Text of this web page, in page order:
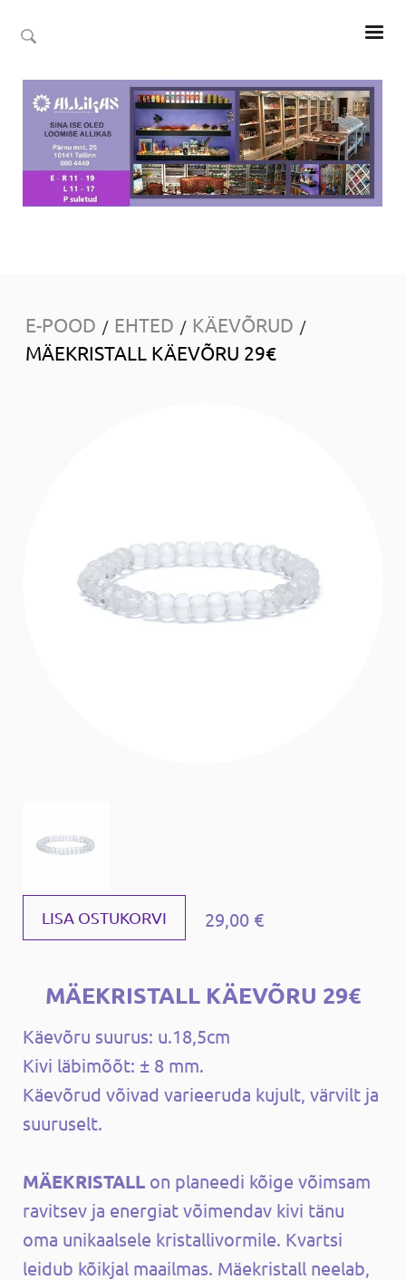
E-POOD / EHTED / KÄEVÕRUD /
MÄEKRISTALL KÄEVÕRU 29€
LISA OSTUKORVI 29,00 €
MÄEKRISTALL KÄEVÕRU 29€
Käevõru suurus: u.18,5cm
Kivi läbimõõt: ± 8 mm.
Käevõrud võivad varieeruda kujult, värvilt ja
suuruselt.
MÄEKRISTALL on planeedi kõige võimsam
ravitsev ja energiat võimendav kivi tänu
oma unikaalsele kristallivormile. Kvartsi
leidub kõikjal maailmas. Mäekristall neelab,